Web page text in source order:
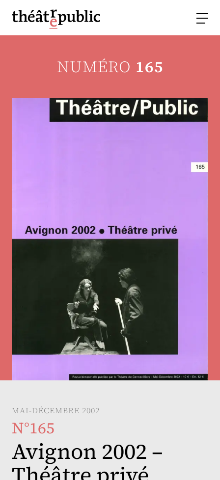
NUMÉRO 165
MAI-DÉCEMBRE 2002
N°165
Avignon 2002 –